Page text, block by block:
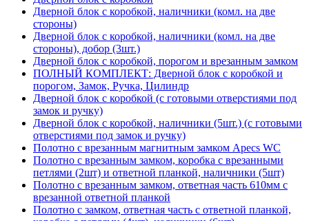
Дверной блок с коробкой, наличники (комл. на две
стороны)
Дверной блок с коробкой, наличники (комл. на две
стороны), добор (3шт.)
Дверной блок с коробкой, порогом и врезанным замком
ПОЛНЫЙ КОМПЛЕКТ: Дверной блок с коробкой и
порогом, Замок, Ручка, Цилиндр
Дверной блок с коробкой (с готовыми отверстиями под
замок и ручку)
Дверной блок с коробкой, наличники (5шт.) (с готовыми
отверстиями под замок и ручку)
Полотно с врезанным магнитным замком Apecs WC
Полотно с врезанным замком, коробка с врезанными
петлями (2шт) и ответной планкой, наличники (5шт)
Полотно с врезанным замком, ответная часть 610мм с
врезанной ответной планкой
Полотно с замком, ответная часть с ответной планкой,